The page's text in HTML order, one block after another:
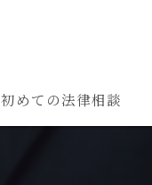
初めての法律相談